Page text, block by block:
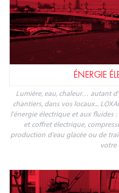
ÉNERGIE
Lumière, eau, chaleur… autant
chantiers, dans vos locaux...
l'énergie électrique et aux fluides
et coffret électrique,
production d'eau glacée ou de
votre